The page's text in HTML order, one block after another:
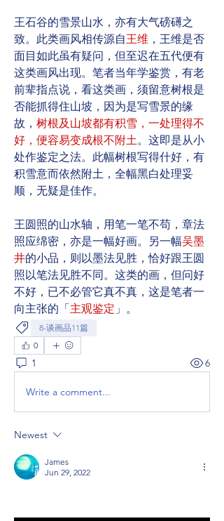
王石谷的雪景山水，亦有大气磅礡之
致。此类画风相传源自王维 ，王维是否
面目如此虽有疑问，但至迟在五代便有
这类画风出现。笔者当年学鉴赏，有老
前辈指点说，看这类画，须留意树根是
否能抓得住山坡，因为是写雪景的缘
故， 树根及山坡都有积雪，一处理得不
好，便容易变成根不附土。这即是从小
处作鉴定之法。此幅树根写得什好，有
积雪意而依然附土，全幅黑白处理妥
顺，无疑是佳作。
王圆照的山水轴，用笔一笔不苟，章法
照应绵密，亦是一幅好画。另一幅吴墨
井的小品，则以墨法见胜，恰好跟王圆
照以笔法见胜不同。这类的画，但问好
不好，已不必管它真不真，这是笔者一
向主张的「 主观鉴定 」。
8-谈画品11篇
0
1 6
Write a comment...
Newest
James
Jun 29, 2022